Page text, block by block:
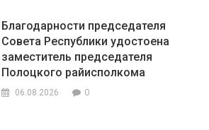
Благодарности председателя
Совета Республики удостоена
заместитель председателя
Полоцкого райисполкома
06.08.2026 0